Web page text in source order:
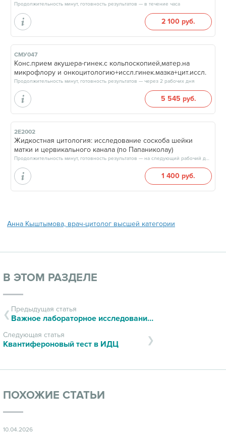
Продолжительность минут, готовность результатов — в течение часа
2 100 руб.
СМУ047
Конс.прием акушера-гинек.с кольпоскопией,матер.на
микрофлору и онкоцитологию+иссл.гинек.мазка+цит.иссл.
Продолжительность минут, готовность результатов — через 2 рабочих дня
5 545 руб.
2Е2002
Жидкостная цитология: исследование соскоба шейки
матки и цервикального канала (по Папаниколау)
Продолжительность минут, готовность результатов — на следующий рабочий день
1 400 руб.
Анна Кыштымова, врач-цитолог высшей категории
В ЭТОМ РАЗДЕЛЕ
Предыдущая статья
Важное лабораторное исследование для мужчин
Следующая статья
Квантифероновый тест в ИДЦ
ПОХОЖИЕ СТАТЬИ
10.04.2026